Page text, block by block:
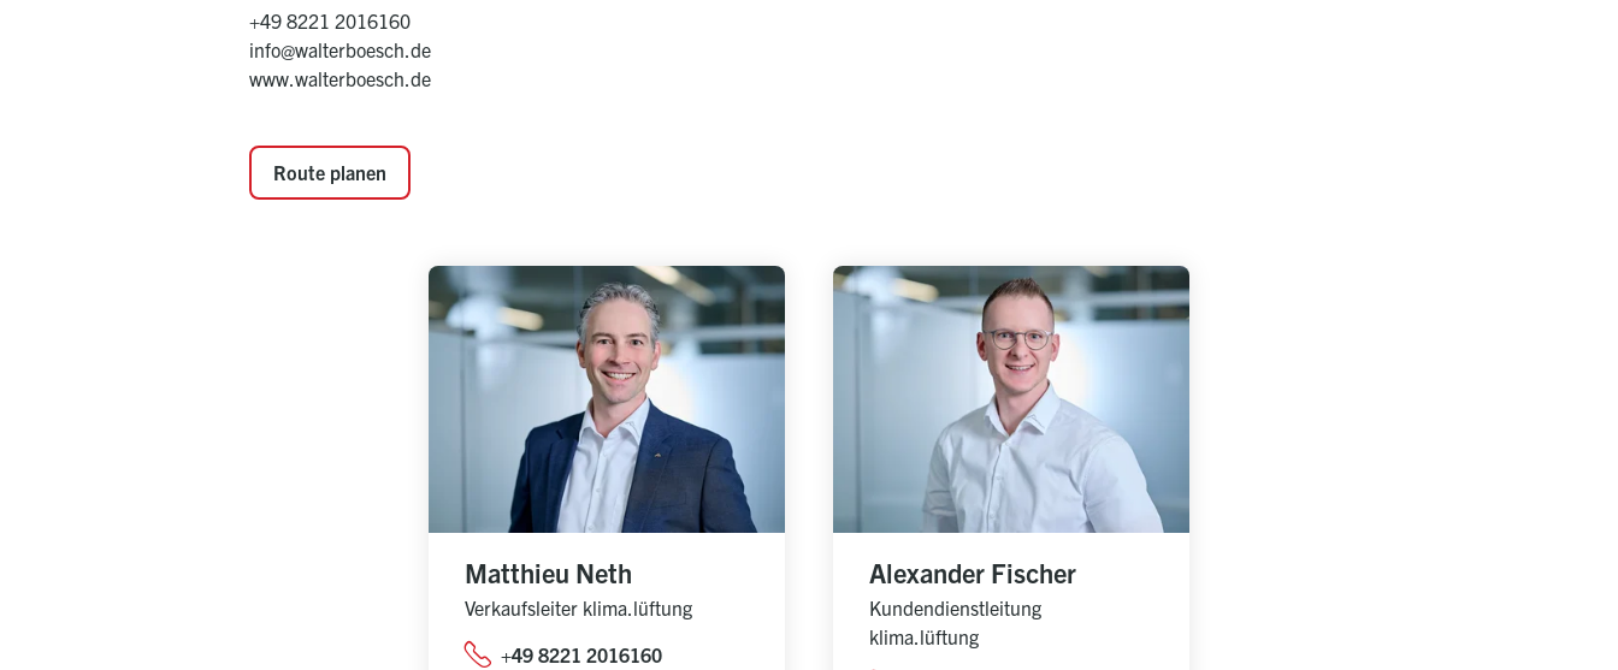
+49 8221 2016160
info@walterboesch.de
www.walterboesch.de
Route planen
Matthieu Neth
Verkaufsleiter klima.lüftung
+49 8221 2016160
Alexander Fischer
Kundendienstleitung
klima.lüftung